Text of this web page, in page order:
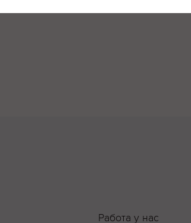
Работа у нас